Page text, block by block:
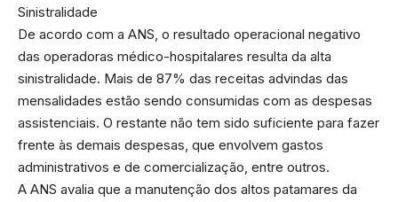
Sinistralidade
De acordo com a ANS, o resultado operacional negativo
das operadoras médico-hospitalares resulta da alta
sinistralidade. Mais de 87% das receitas advindas das
mensalidades estão sendo consumidas com as despesas
assistenciais. O restante não tem sido suficiente para fazer
frente às demais despesas, que envolvem gastos
administrativos e de comercialização, entre outros.
A ANS avalia que a manutenção dos altos patamares da